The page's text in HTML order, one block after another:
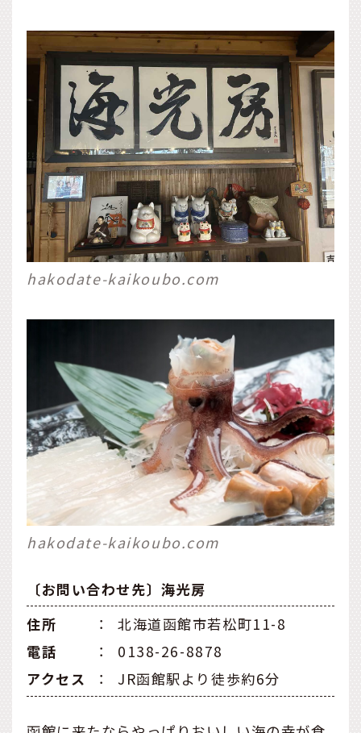
hakodate-kaikoubo.com
hakodate-kaikoubo.com
〔お問い合わせ先〕海光房
住所
：
北海道函館市若松町11-8
電話
：
0138-26-8878
アクセス
： JR函館駅より徒歩約6分